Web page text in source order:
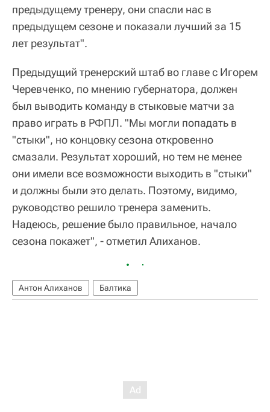
предыдущему тренеру, они спасли нас в
предыдущем сезоне и показали лучший за 15
лет результат".
Предыдущий тренерский штаб во главе с Игорем
Черевченко, по мнению губернатора, должен
был выводить команду в стыковые матчи за
право играть в РФПЛ. "Мы могли попадать в
"стыки", но концовку сезона откровенно
смазали. Результат хороший, но тем не менее
они имели все возможности выходить в "стыки"
и должны были это делать. Поэтому, видимо,
руководство решило тренера заменить.
Надеюсь, решение было правильное, начало
сезона покажет", - отметил Алиханов.
Антон Алиханов Балтика